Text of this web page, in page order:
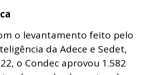
o levantamento feito pelo
da Adece e Sedet,
o Condec aprovou 1.582